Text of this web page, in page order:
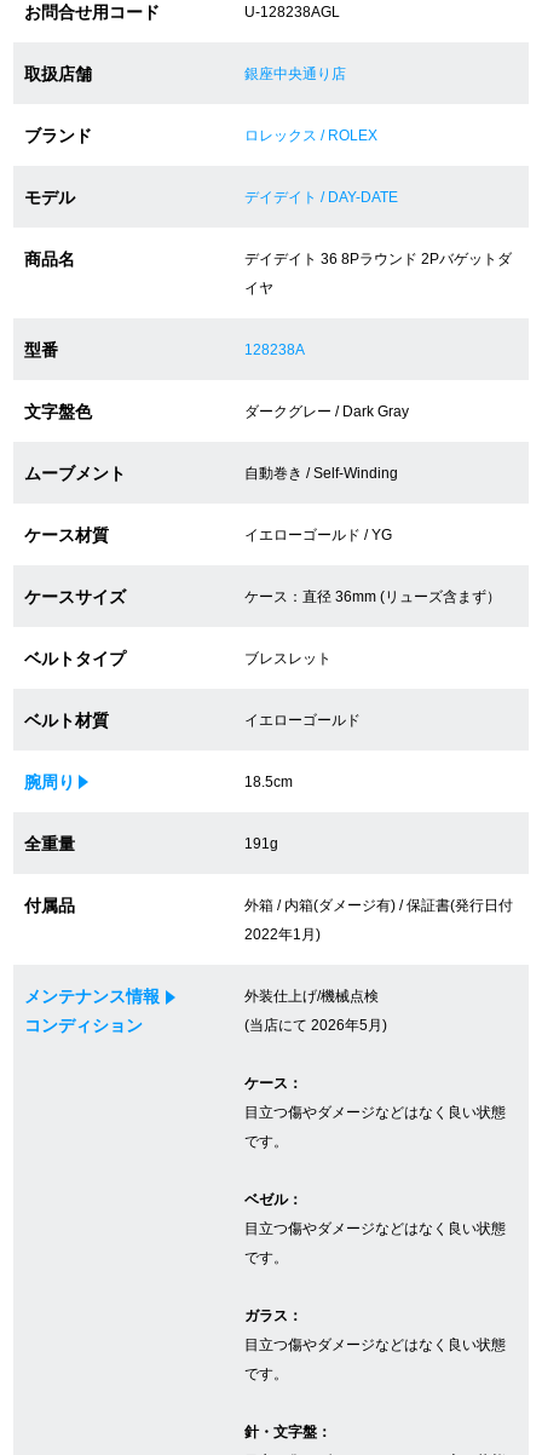
ラッピングサービス
腕時計サイズ調整サービス
店舗受け取りサービス
買取・下取りをご希望の方
買取・下取りはこちら
買取専門サロン
修理・メンテンナンスについて
オーバーホールについて
外装仕上げについて
電池交換について
GINZA RASINについて
GINZA RASINの中古腕時計について
店舗情報
お問合せ用コード U-128238AGL
取扱店舗 銀座中央通り店
ブランド ロレックス / ROLEX
モデル デイデイト / DAY-DATE
商品名
デイデイト 36 8Pラウンド 2Pバゲットダ
イヤ
型番 128238A
文字盤色 ダークグレー / Dark Gray
ムーブメント 自動巻き / Self-Winding
ケース材質 イエローゴールド / YG
ケースサイズ ケース：直径 36mm (リューズ含まず）
ベルトタイプ ブレスレット
ベルト材質 イエローゴールド
腕周り 18.5cm
全重量 191g
付属品
外箱 / 内箱(ダメージ有) / 保証書(発行日付
2022年1月)
メンテナンス情報
コンディション
外装仕上げ/機械点検
(当店にて 2026年5月)
ケース：
目立つ傷やダメージなどはなく良い状態
です。
ベゼル：
目立つ傷やダメージなどはなく良い状態
です。
ガラス：
目立つ傷やダメージなどはなく良い状態
です。
針・文字盤：